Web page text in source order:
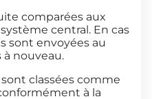
comparées aux
central. En cas
sont envoyées au
nouveau.
classées comme
à la